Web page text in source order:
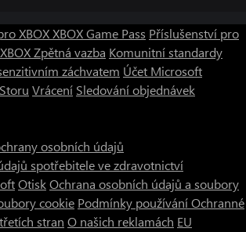
XBOXXBOX Game Pass Příslušenství pro
Zpětná vazba Komunitní standardy
záchvatem Účet Microsoft
Vrácení Sledování objednávek
osobních údajů
spotřebitele ve zdravotnictví
OtiskOchrana osobních údajů a soubory
cookie Podmínky používáníOchranné
stran O našich reklamách EU